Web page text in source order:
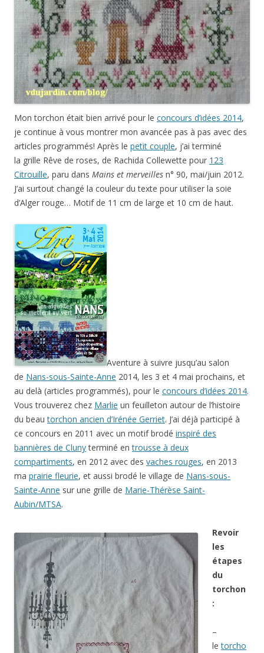
Mon torchon était bien arrivé pour le concours d’idées 2014,
je continue à vous montrer mon avancée pas à pas avec des
articles programmés! Après le petit couple, j’ai terminé
la grille Rêve de roses, de Rachida Collewette pour 123
Citrouille, paru dans Mains et merveilles n° 90, mai/juin 2012.
J’ai surtout changé la couleur du texte pour utiliser la soie
d’Alger rouge… Motif de 11 cm de large et 10 cm de haut.
Aventure à suivre jusqu’au salon
de Nans-sous-Sainte-Anne 2014, les 3 et 4 mai prochains, et
au delà (articles programmés), pour le concours d’idées 2014.
Vous trouverez chez Marlie un feuilleton autour de l’histoire
du beautorchon ancien d’Irénée Gerriet. J’ai déjà participé à
ce concours en 2011 avec un motif brodé inspiré des
bannières de Clunyterminé entrousse à deux
compartiments, en 2012 avec des vaches rouges, en 2013
ma prairie fleurie, et aussi brodé le village de Nans-sous-
Sainte-Anne sur une grille de Marie-Thérèse Saint-
Aubin/MTSA.
Revoir
les
étapes
du
torchon
:
–
letorcho